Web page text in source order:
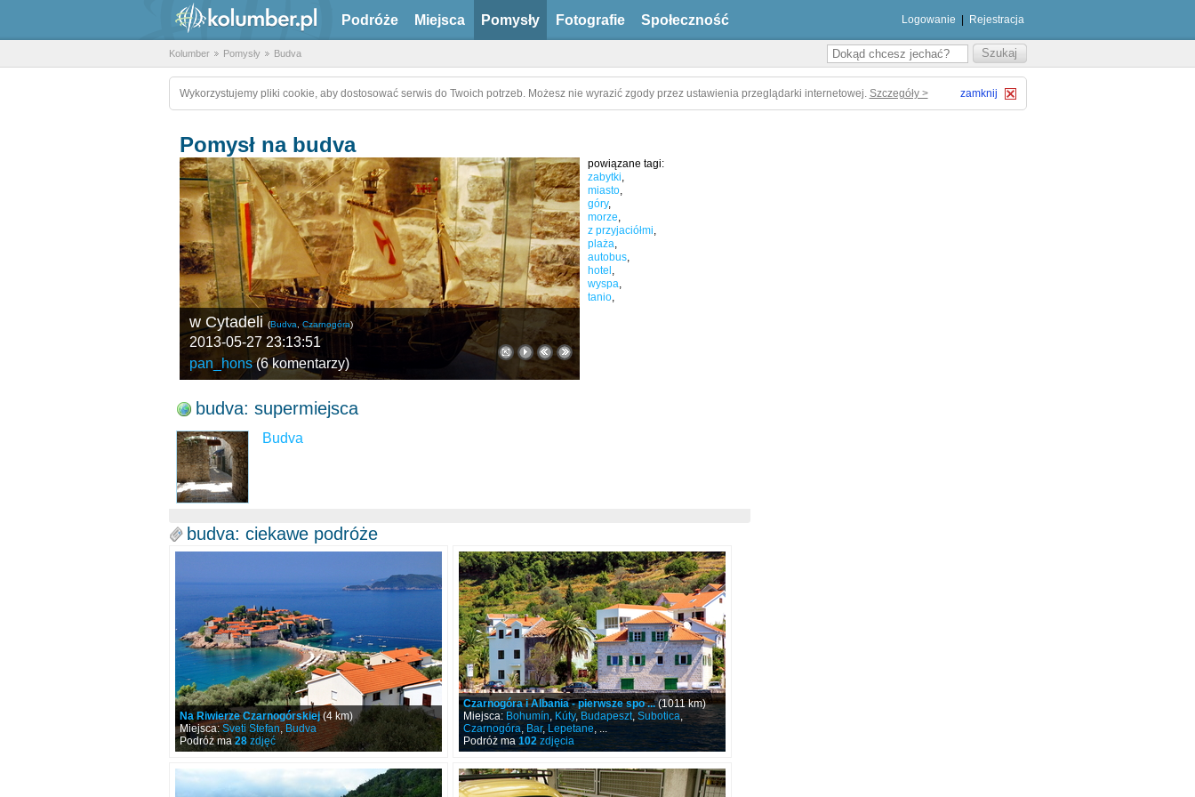
Podróże Miejsca Pomysły Fotografie Społeczność Logowanie Rejestracja
Kolumber Pomysły Budva
Wykorzystujemy pliki cookie, aby dostosować serwis do Twoich potrzeb. Możesz nie wyrazić zgody przez ustawienia przeglądarki internetowej. Szczegóły > zamknij
Pomysł na budva
powiązane tagi:
zabytki,
miasto,
góry,
morze,
z przyjaciółmi,
plaża,
autobus,
hotel ,
wyspa,
tanio,
w Cytadeli (Budva ,Czarnogóra)
2013-05-27 23:13:51
pan_hons(6 komentarzy)
budva: supermiejsca
Budva
budva: ciekawe podróże
Na Riwierze Czarnogórskiej(4 km)
Miejsca:Sveti Stefan,Budva
Podróż ma28zdjęć
Czarnogóra i Albania - pierwsze spo ...(1011 km)
Miejsca: Bohumín, Kúty, Budapeszt, Subotica,
Czarnogóra, Bar, Lepetane, ...
Podróż ma 102zdjęcia